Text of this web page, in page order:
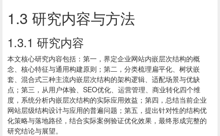
1.3 研究内容与方法
1.3.1 研究内容
本文核心研究内容包括：第一，界定企业网站内嵌层次结构的概
念、核心特征与通用构建原则；第二，分类梳理扁平化、树状嵌
套、混合式三种主流内嵌层次结构的架构逻辑、适配场景与优缺
点；第三，从用户体验、SEO优化、运营管理、商业转化四个维
度，系统分析内嵌层次结构的实际应用效益；第四，总结当前企业
网站层级结构设计与应用的普遍问题；第五，提出针对性的结构优
化策略与落地路径，结合实际案例验证优化效果，最终形成完整的
研究结论与展望。